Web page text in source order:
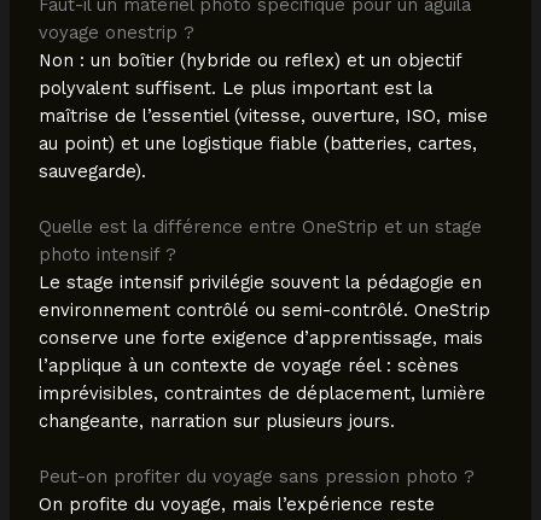
Faut-il un matériel photo spécifique pour un aguila
voyage onestrip ?
Non : un boîtier (hybride ou reflex) et un objectif
polyvalent suffisent. Le plus important est la
maîtrise de l’essentiel (vitesse, ouverture, ISO, mise
au point) et une logistique fiable (batteries, cartes,
sauvegarde).
Quelle est la différence entre OneStrip et un stage
photo intensif ?
Le stage intensif privilégie souvent la pédagogie en
environnement contrôlé ou semi-contrôlé. OneStrip
conserve une forte exigence d’apprentissage, mais
l’applique à un contexte de voyage réel : scènes
imprévisibles, contraintes de déplacement, lumière
changeante, narration sur plusieurs jours.
Peut-on profiter du voyage sans pression photo ?
On profite du voyage, mais l’expérience reste